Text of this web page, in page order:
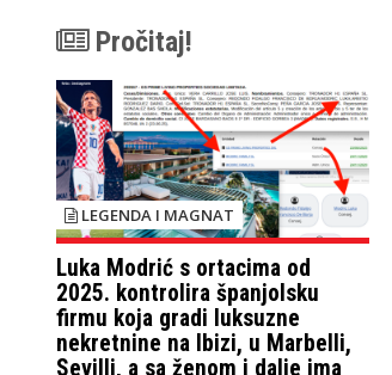
Pročitaj!
LEGENDA I MAGNAT
Luka Modrić s ortacima od
2025. kontrolira španjolsku
firmu koja gradi luksuzne
nekretnine na Ibizi, u Marbelli,
Sevilli, a sa ženom i dalje ima